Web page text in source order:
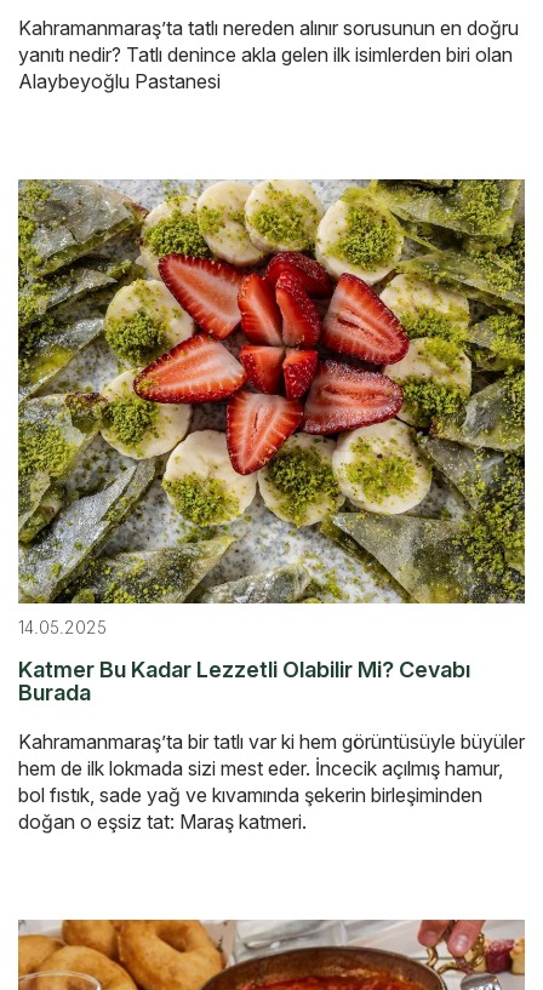
Kahramanmaraş’ta tatlı nereden alınır sorusunun en doğru
yanıtı nedir? Tatlı denince akla gelen ilk isimlerden biri olan
Alaybeyoğlu Pastanesi
14.05.2025
Katmer Bu Kadar Lezzetli Olabilir Mi? Cevabı
Burada
Kahramanmaraş’ta bir tatlı var ki hem görüntüsüyle büyüler
hem de ilk lokmada sizi mest eder. İncecik açılmış hamur,
bol fıstık, sade yağ ve kıvamında şekerin birleşiminden
doğan o eşsiz tat: Maraş katmeri.